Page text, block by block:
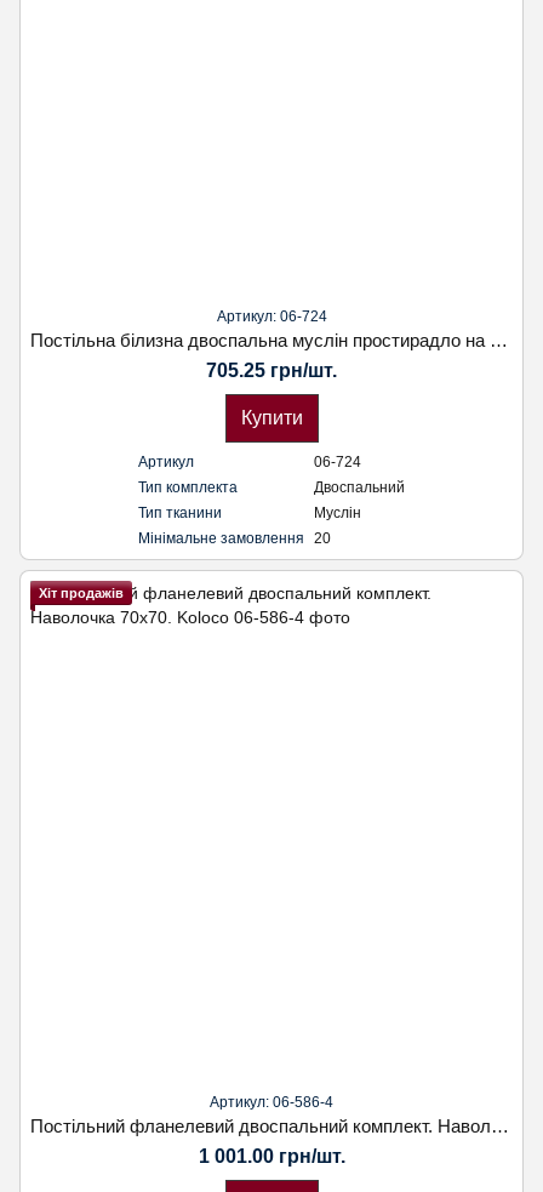
Артикул: 06-724
Постільна білизна двоспальна муслін простирадло на резинці. Наволочка 50х70. Koloco
705.25 грн/шт.
Купити
Артикул
06-724
Тип комплекта
Двоспальний
Тип тканини
Муслін
Мінімальне замовлення
20
Хіт продажів
Артикул: 06-586-4
Постільний фланелевий двоспальний комплект. Наволочка 70х70. Koloco
1 001.00 грн/шт.